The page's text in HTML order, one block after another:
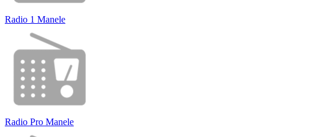
Radio 1 Manele
Radio Pro Manele